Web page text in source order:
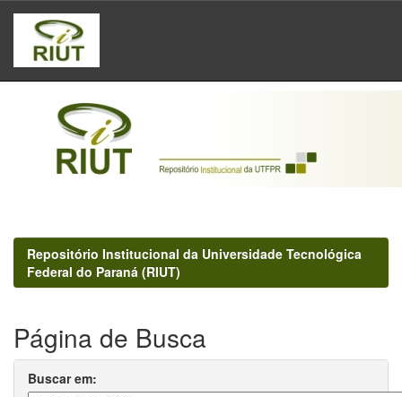
Skip
navigation
Repositório Institucional da Universidade Tecnológica
Federal do Paraná (RIUT)
Página de Busca
Buscar em: